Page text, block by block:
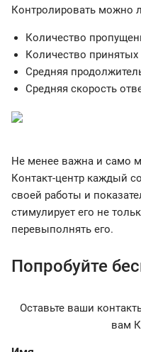
Контролировать можно
Количество
Количество
Средняя
Средняя скорость
Не менее важна и само
Контакт-центр каждый
своей работы и
стимулирует его не
перевыполнять его.
Попробуйте
Оставьте ваши
вам